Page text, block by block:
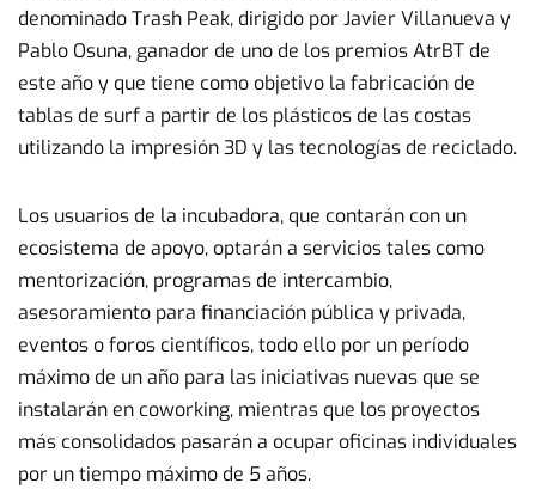
denominado Trash Peak, dirigido por Javier Villanueva y
Pablo Osuna, ganador de uno de los premios AtrBT de
este año y que tiene como objetivo la fabricación de
tablas de surf a partir de los plásticos de las costas
utilizando la impresión 3D y las tecnologías de reciclado.
Los usuarios de la incubadora, que contarán con un
ecosistema de apoyo, optarán a servicios tales como
mentorización, programas de intercambio,
asesoramiento para financiación pública y privada,
eventos o foros científicos, todo ello por un período
máximo de un año para las iniciativas nuevas que se
instalarán en coworking, mientras que los proyectos
más consolidados pasarán a ocupar oficinas individuales
por un tiempo máximo de 5 años.